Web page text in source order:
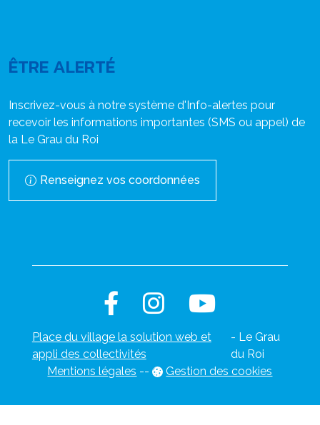
ÊTRE ALERTÉ
Inscrivez-vous à notre système d'Info-alertes pour
recevoir les informations importantes (SMS ou appel) de
la Le Grau du Roi
Renseignez vos coordonnées
Place du village la solution web et
appli des collectivités
- Le Grau
du Roi
Mentions légales -- Gestion des cookies